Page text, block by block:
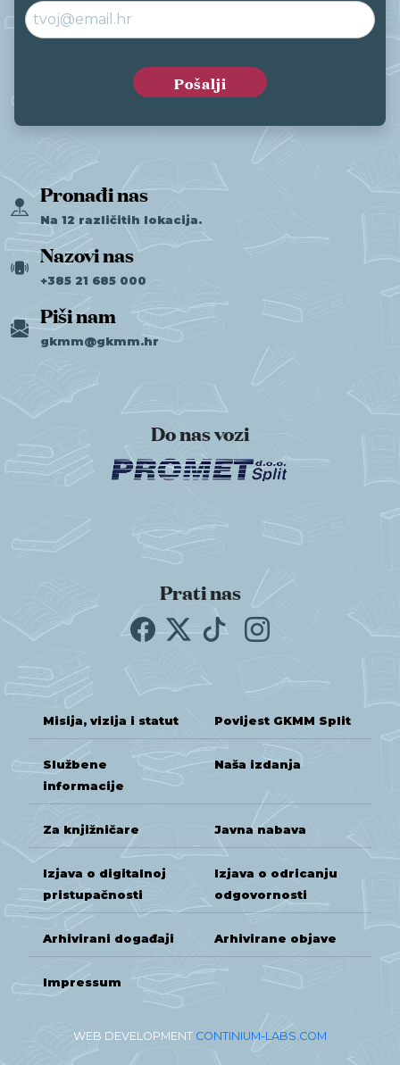
Pronađi nas
Na 12 različitih lokacija.
Nazovi nas
+385 21 685 000
Piši nam
gkmm@gkmm.hr
Do nas vozi
Prati nas
Misija, vizija i statut Povijest GKMM Split
Službene
informacije
Naša izdanja
Za knjižničare Javna nabava
Izjava o digitalnoj
pristupačnosti
Izjava o odricanju
odgovornosti
Arhivirani događaji Arhivirane objave
Impressum
WEB DEVELOPMENT CONTINIUM-LABS.COM